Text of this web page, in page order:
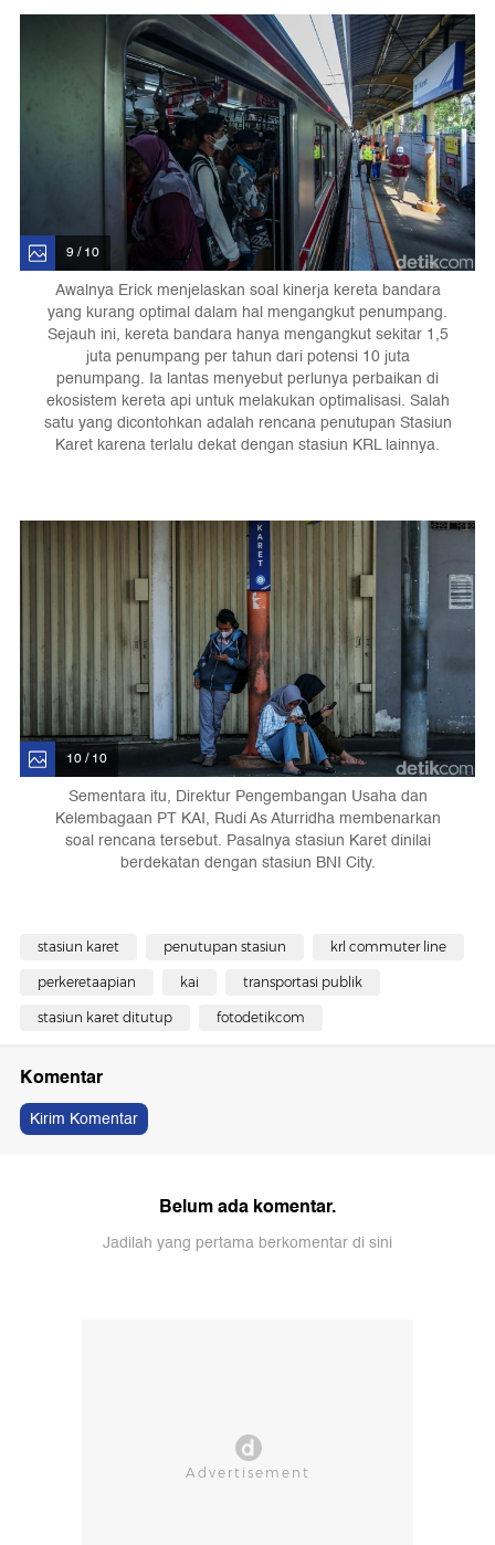
9 / 10
Awalnya Erick menjelaskan soal kinerja kereta bandara
yang kurang optimal dalam hal mengangkut penumpang.
Sejauh ini, kereta bandara hanya mengangkut sekitar 1,5
juta penumpang per tahun dari potensi 10 juta
penumpang. Ia lantas menyebut perlunya perbaikan di
ekosistem kereta api untuk melakukan optimalisasi. Salah
satu yang dicontohkan adalah rencana penutupan Stasiun
Karet karena terlalu dekat dengan stasiun KRL lainnya.
10 / 10
Sementara itu, Direktur Pengembangan Usaha dan
Kelembagaan PT KAI, Rudi As Aturridha membenarkan
soal rencana tersebut. Pasalnya stasiun Karet dinilai
berdekatan dengan stasiun BNI City.
stasiun karet penutupan stasiun krl commuter line
perkeretaapian kai transportasi publik
stasiun karet ditutup fotodetikcom
Komentar
Kirim Komentar
Belum ada komentar.
Jadilah yang pertama berkomentar di sini